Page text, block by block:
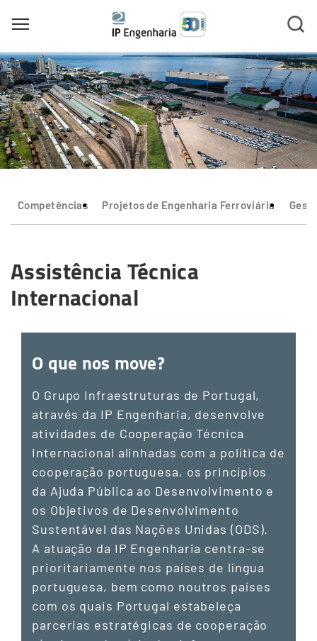
Skip
to
main
content
Toggle main menu visibility
Competências Projetos de Engenharia Ferroviária
Assistência Técnica
Internacional
O que nos move?
O Grupo Infraestruturas de Portugal,
através da IP Engenharia, desenvolve
atividades de Cooperação Técnica
Internacional alinhadas com a política de
cooperação portuguesa, os princípios
da Ajuda Pública ao Desenvolvimento e
os Objetivos de Desenvolvimento
Sustentável das Nações Unidas (ODS).
A atuação da IP Engenharia centra-se
prioritariamente nos países de língua
portuguesa, bem como noutros países
com os quais Portugal estabeleça
parcerias estratégicas de cooperação